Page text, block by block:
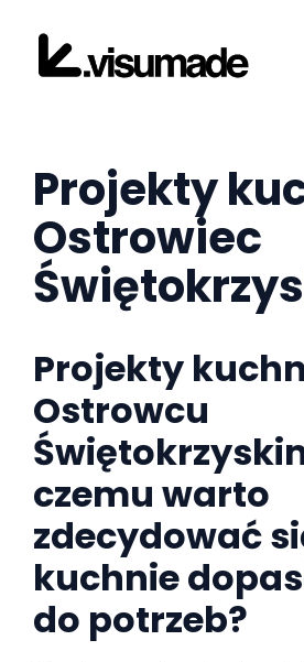
treści
Projekty
Ostrowiec
Projekty
Ostrowcu
czemu warto
zdecydować
kuchnie
do potrzeb?